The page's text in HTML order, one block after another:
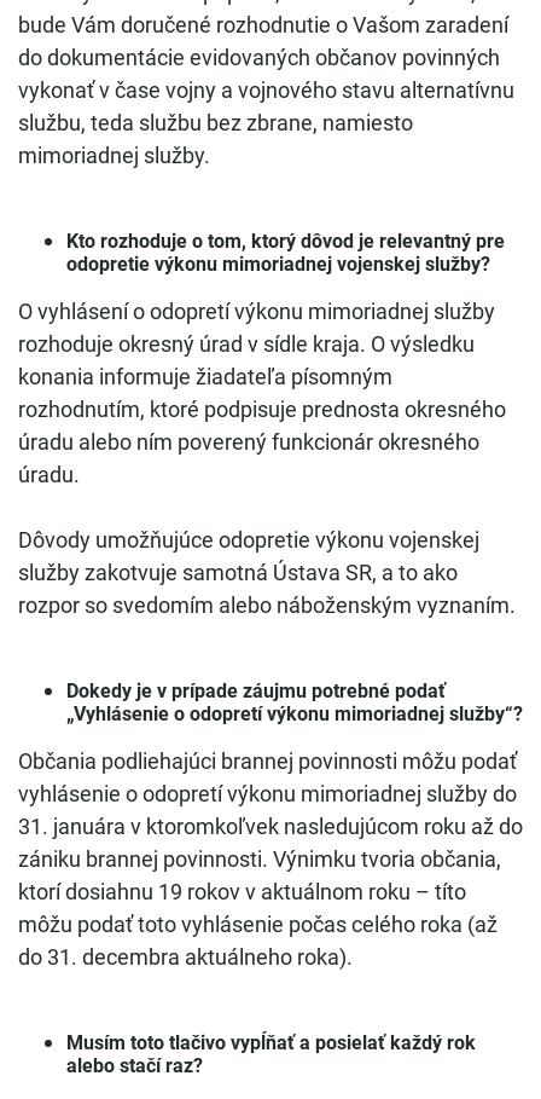
bude Vám doručené rozhodnutie o Vašom zaradení
do dokumentácie evidovaných občanov povinných
vykonať v čase vojny a vojnového stavu alternatívnu
službu, teda službu bez zbrane, namiesto
mimoriadnej služby.
Kto rozhoduje o tom, ktorý dôvod je relevantný pre
odopretie výkonu mimoriadnej vojenskej služby?
O vyhlásení o odopretí výkonu mimoriadnej služby
rozhoduje okresný úrad v sídle kraja. O výsledku
konania informuje žiadateľa písomným
rozhodnutím, ktoré podpisuje prednosta okresného
úradu alebo ním poverený funkcionár okresného
úradu.
Dôvody umožňujúce odopretie výkonu vojenskej
služby zakotvuje samotná Ústava SR, a to ako
rozpor so svedomím alebo náboženským vyznaním.
Dokedy je v prípade záujmu potrebné podať
„Vyhlásenie o odopretí výkonu mimoriadnej služby“?
Občania podliehajúci brannej povinnosti môžu podať
vyhlásenie o odopretí výkonu mimoriadnej služby do
31. januára v ktoromkoľvek nasledujúcom roku až do
zániku brannej povinnosti. Výnimku tvoria občania,
ktorí dosiahnu 19 rokov v aktuálnom roku – títo
môžu podať toto vyhlásenie počas celého roka (až
do 31. decembra aktuálneho roka).
Musím toto tlačivo vypĺňať a posielať každý rok
alebo stačí raz?